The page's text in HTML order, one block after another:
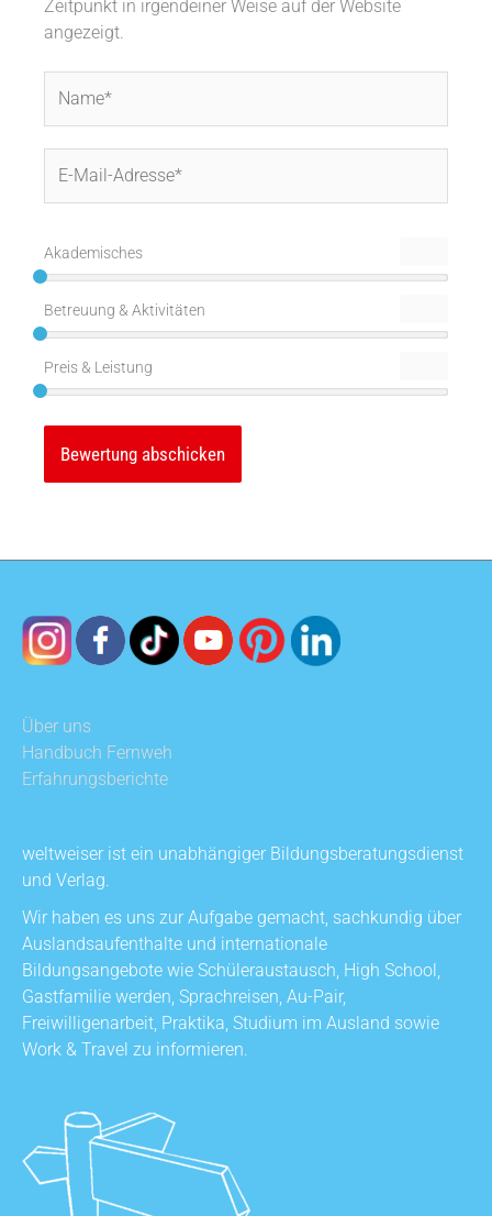
Zeitpunkt in irgendeiner Weise auf der Website
angezeigt.
Mail-
Akademisches
Betreuung & Aktivitäten
Preis & Leistung
Über uns
Handbuch Fernweh
Erfahrungsberichte
weltweiser ist ein unabhängiger Bildungsberatungsdienst
und Verlag.
Wir haben es uns zur Aufgabe gemacht, sachkundig über
Auslandsaufenthalte und internationale
Bildungsangebote wie Schüleraustausch, High School,
Gastfamilie werden, Sprachreisen, Au-Pair,
Freiwilligenarbeit, Praktika, Studium im Ausland sowie
Work & Travel zu informieren.